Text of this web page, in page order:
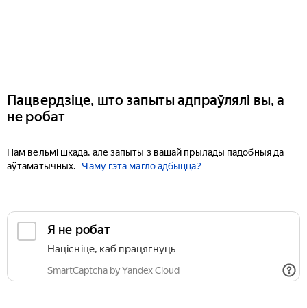
Пацвердзіце, што запыты адпраўлялі вы, а
не робат
Нам вельмі шкада, але запыты з вашай прылады падобныя да
аўтаматычных.
Чаму гэта магло адбыцца?
Я не робат
Націсніце, каб працягнуць
SmartCaptcha by Yandex Cloud